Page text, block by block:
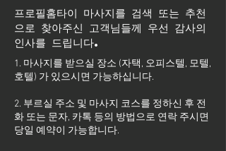
프로필홈타이 마사지를 검색 또는 추천
으로 찾아주신 고객님들께 우선 감사의
인사를 드립니다.
1. 마사지를 받으실 장소 (자택, 오피스텔, 모텔,
호텔) 가 있으시면 가능하십니다.
2. 부르실 주소 및 마사지 코스를 정하신 후 전
화 또는 문자, 카톡 등의 방법으로 연락 주시면
당일 예약이 가능합니다.